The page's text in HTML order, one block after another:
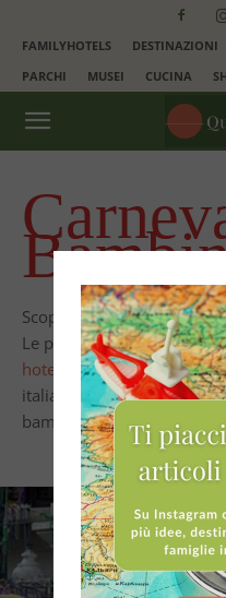
FAMILYHOTELS DESTINAZIONI
PARCHI
MUSEI CUCINA
Scopri come e dove
Le più belle sfilate in Italia
hotel per Carnevale, la
italiane e tante altre
bambini.